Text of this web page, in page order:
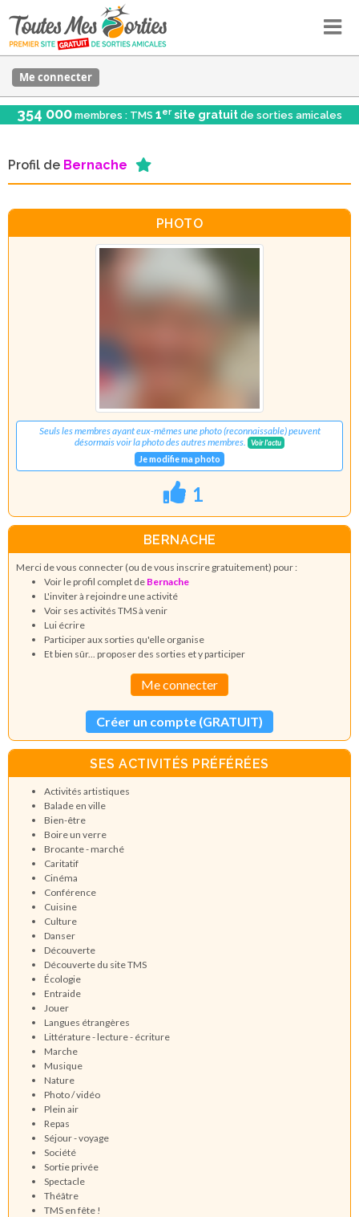
Me connecter
354 000 membres : TMS 1er site gratuit de sorties amicales
Profil de Bernache
PHOTO
Seuls les membres ayant eux-mêmes une photo (reconnaissable) peuvent
désormais voir la photo des autres membres.
Voir l'actu
Je modifie ma photo
1
BERNACHE
Merci de vous connecter (ou de vous inscrire gratuitement) pour :
Voir le profil complet de Bernache
L'inviter à rejoindre une activité
Voir ses activités TMS à venir
Lui écrire
Participer aux sorties qu'elle organise
Et bien sûr... proposer des sorties et y participer
Me connecter
Créer un compte (GRATUIT)
SES ACTIVITÉS PRÉFÉRÉES
Activités artistiques
Balade en ville
Bien-être
Boire un verre
Brocante - marché
Caritatif
Cinéma
Conférence
Cuisine
Culture
Danser
Découverte
Découverte du site TMS
Écologie
Entraide
Jouer
Langues étrangères
Littérature - lecture - écriture
Marche
Musique
Nature
Photo / vidéo
Plein air
Repas
Séjour - voyage
Société
Sortie privée
Spectacle
Théâtre
TMS en fête !